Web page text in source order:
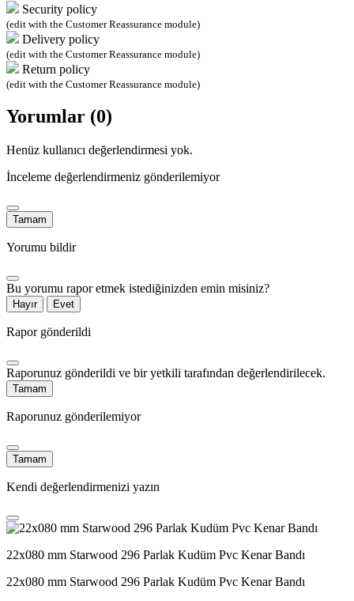
Security policy
(edit with the Customer Reassurance module)
Delivery policy
(edit with the Customer Reassurance module)
Return policy
(edit with the Customer Reassurance module)
Yorumlar (0)
Henüz kullanıcı değerlendirmesi yok.
İnceleme değerlendirmeniz gönderilemiyor
Tamam
Yorumu bildir
Bu yorumu rapor etmek istediğinizden emin misiniz?
Hayır Evet
Rapor gönderildi
Raporunuz gönderildi ve bir yetkili tarafından değerlendirilecek.
Tamam
Raporunuz gönderilemiyor
Tamam
Kendi değerlendirmenizi yazın
22x080 mm Starwood 296 Parlak Kudüm Pvc Kenar Bandı
22x080 mm Starwood 296 Parlak Kudüm Pvc Kenar Bandı